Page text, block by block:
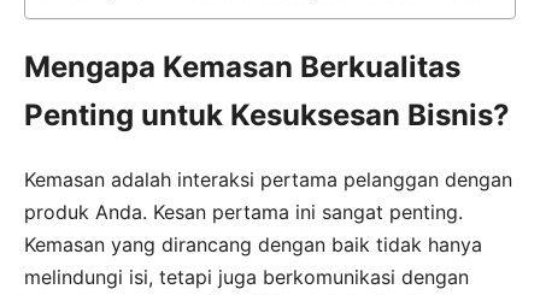
Mengapa Kemasan Berkualitas
Penting untuk Kesuksesan Bisnis?
Kemasan adalah interaksi pertama pelanggan dengan
produk Anda. Kesan pertama ini sangat penting.
Kemasan yang dirancang dengan baik tidak hanya
melindungi isi, tetapi juga berkomunikasi dengan